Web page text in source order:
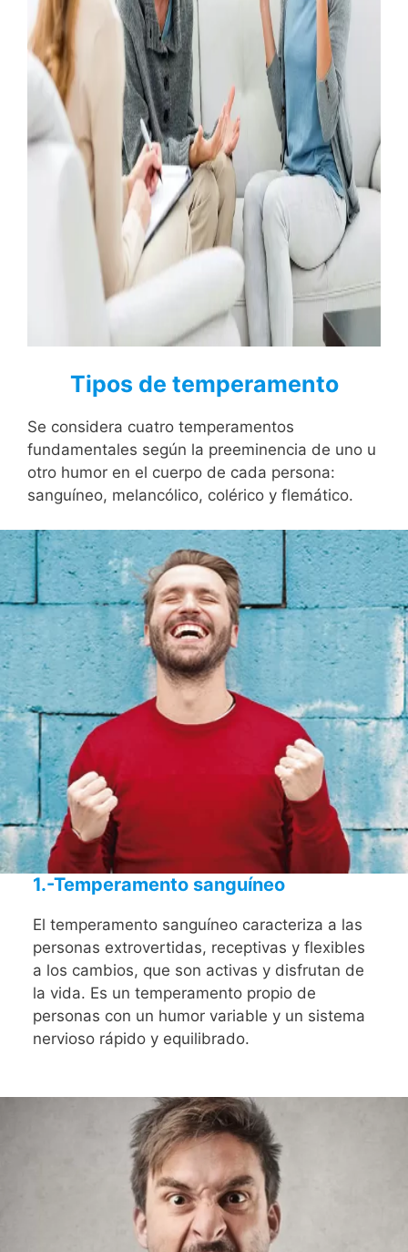
Tipos de temperamento
Se considera cuatro temperamentos
fundamentales según la preeminencia de uno u
otro humor en el cuerpo de cada persona:
sanguíneo, melancólico, colérico y flemático.
1.-Temperamento sanguíneo
El temperamento sanguíneo caracteriza a las
personas extrovertidas, receptivas y flexibles
a los cambios, que son activas y disfrutan de
la vida. Es un temperamento propio de
personas con un humor variable y un sistema
nervioso rápido y equilibrado.